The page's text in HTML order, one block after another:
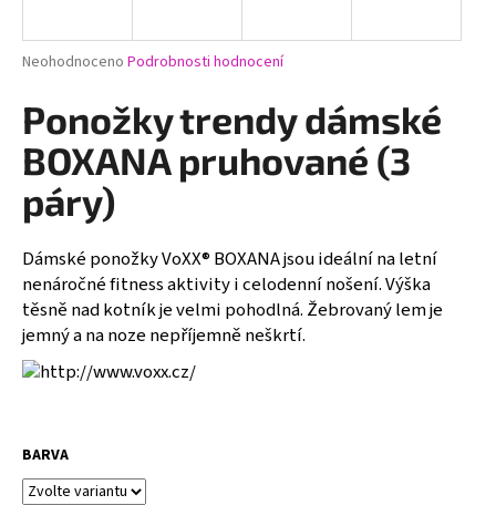
Průměrné
produktu
je
0,0
z
hvězdiček.
Neohodnoceno Podrobnosti hodnocení
Ponožky trendy dámské
BOXANA pruhované (3
páry)
Dámské ponožky VoXX® BOXANA jsou ideální na letní
nenáročné fitness aktivity i celodenní nošení. Výška
těsně nad kotník je velmi pohodlná. Žebrovaný lem je
jemný a na noze nepříjemně neškrtí.
BARVA
j
t
?
HLEDAT
D
o
r
u
č